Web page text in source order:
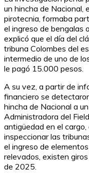
un hincha de Nacional,
pirotecnia, formaba
el ingreso de bengalas
explicó que el día del
tribuna Colombes del
intermedio de uno de
le pagó 15.000 pesos.
A su vez, a partir de
financiero se
hincha de Nacional a
Administradora del
antigüedad en el
inspeccionar las
el ingreso de
relevados, existen
de 2025.